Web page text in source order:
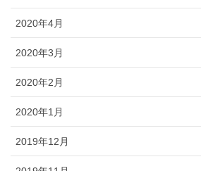
2020年4月
2020年3月
2020年2月
2020年1月
2019年12月